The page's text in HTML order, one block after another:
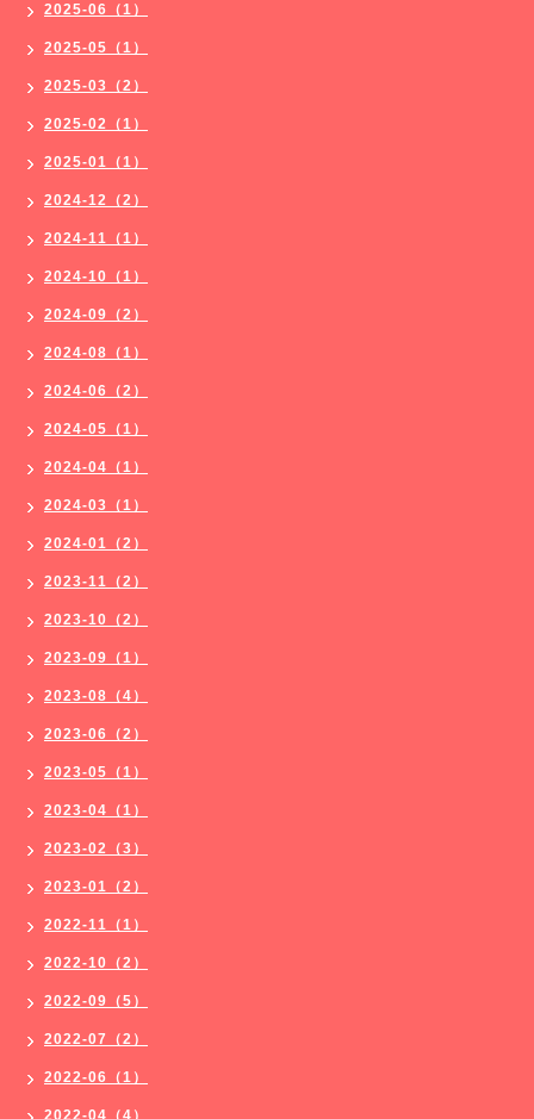
2025-06（1）
2025-05（1）
2025-03（2）
2025-02（1）
2025-01（1）
2024-12（2）
2024-11（1）
2024-10（1）
2024-09（2）
2024-08（1）
2024-06（2）
2024-05（1）
2024-04（1）
2024-03（1）
2024-01（2）
2023-11（2）
2023-10（2）
2023-09（1）
2023-08（4）
2023-06（2）
2023-05（1）
2023-04（1）
2023-02（3）
2023-01（2）
2022-11（1）
2022-10（2）
2022-09（5）
2022-07（2）
2022-06（1）
2022-04（4）